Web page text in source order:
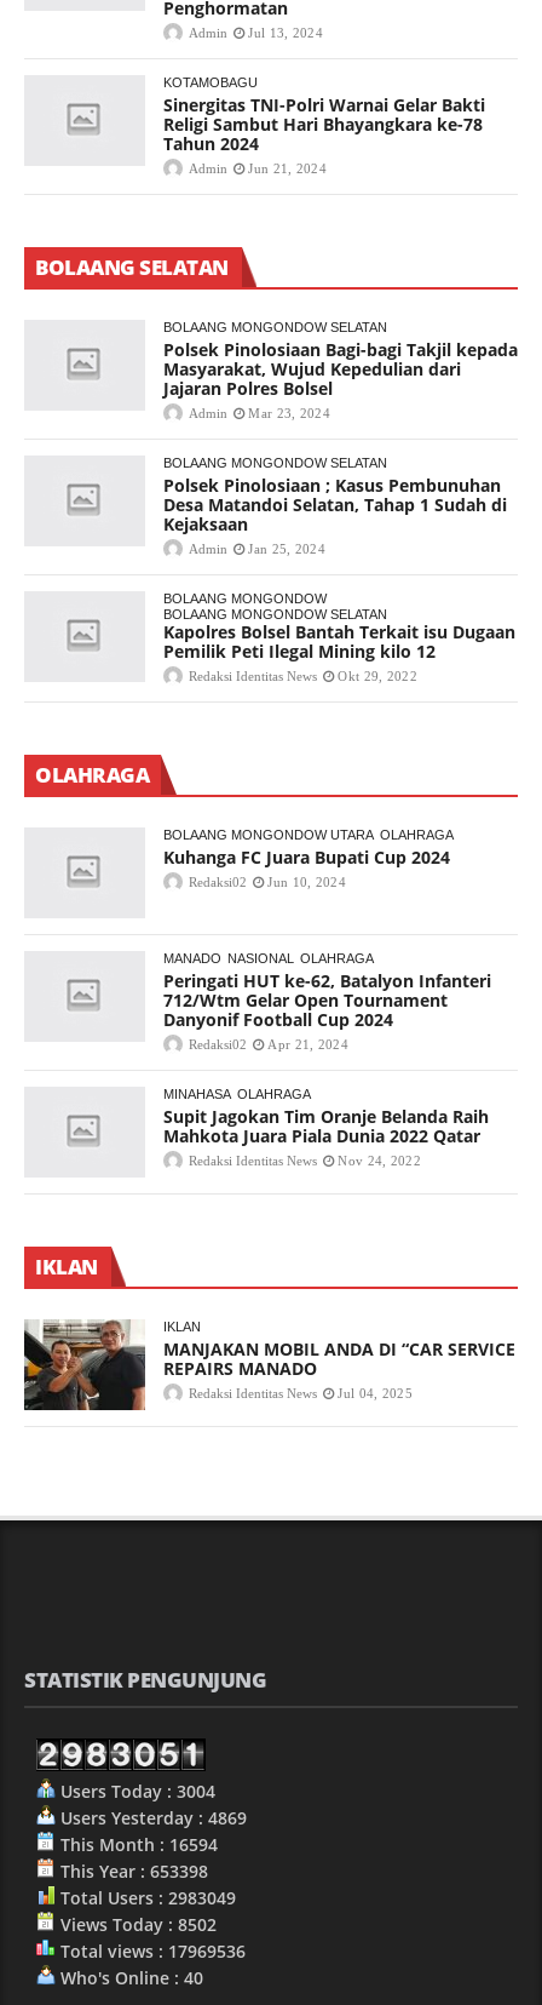
Penghormatan
Admin Jul 13, 2024
KOTAMOBAGU
Sinergitas TNI-Polri Warnai Gelar Bakti
Religi Sambut Hari Bhayangkara ke-78
Tahun 2024
Admin Jun 21, 2024
BOLAANG SELATAN
BOLAANG MONGONDOW SELATAN
Polsek Pinolosiaan Bagi-bagi Takjil kepada
Masyarakat, Wujud Kepedulian dari
Jajaran Polres Bolsel
Admin Mar 23, 2024
BOLAANG MONGONDOW SELATAN
Polsek Pinolosiaan ; Kasus Pembunuhan
Desa Matandoi Selatan, Tahap 1 Sudah di
Kejaksaan
Admin Jan 25, 2024
BOLAANG MONGONDOW
BOLAANG MONGONDOW SELATAN
Kapolres Bolsel Bantah Terkait isu Dugaan
Pemilik Peti Ilegal Mining kilo 12
Redaksi Identitas News Okt 29, 2022
OLAHRAGA
BOLAANG MONGONDOW UTARA OLAHRAGA
Kuhanga FC Juara Bupati Cup 2024
Redaksi02 Jun 10, 2024
MANADO NASIONAL OLAHRAGA
Peringati HUT ke-62, Batalyon Infanteri
712/Wtm Gelar Open Tournament
Danyonif Football Cup 2024
Redaksi02 Apr 21, 2024
MINAHASA OLAHRAGA
Supit Jagokan Tim Oranje Belanda Raih
Mahkota Juara Piala Dunia 2022 Qatar
Redaksi Identitas News Nov 24, 2022
IKLAN
IKLAN
MANJAKAN MOBIL ANDA DI “CAR SERVICE
REPAIRS MANADO
Redaksi Identitas News Jul 04, 2025
STATISTIK PENGUNJUNG
Users Today : 3004
Users Yesterday : 4869
This Month : 16594
This Year : 653398
Total Users : 2983049
Views Today : 8502
Total views : 17969536
Who's Online : 40